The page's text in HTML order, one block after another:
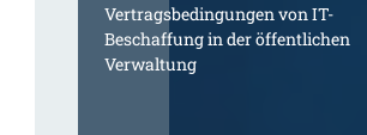
Vertragsbedingungen von IT-
Beschaffung in der öffentlichen
Verwaltung